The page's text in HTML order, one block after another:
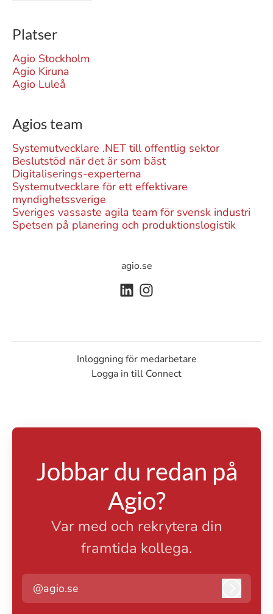
Platser
Agio Stockholm
Agio Kiruna
Agio Luleå
Agios team
Systemutvecklare .NET till offentlig sektor
Beslutstöd när det är som bäst
Digitaliserings-experterna
Systemutvecklare för ett effektivare
myndighetssverige
Sveriges vassaste agila team för svensk industri
Spetsen på planering och produktionslogistik
agio.se
Inloggning för medarbetare
Logga in till Connect
Jobbar du redan på
Agio?
Var med och rekrytera din
framtida kollega.
@agio.se